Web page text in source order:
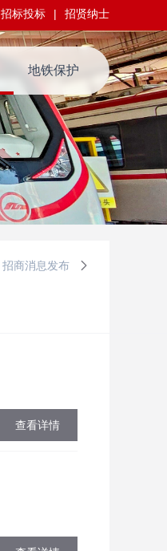
招标投标 | 招贤纳士
地铁保护
招商消息发布
查看详情